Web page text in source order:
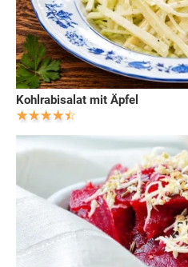
Kohlrabisalat mit Äpfel